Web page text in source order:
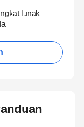
lunak